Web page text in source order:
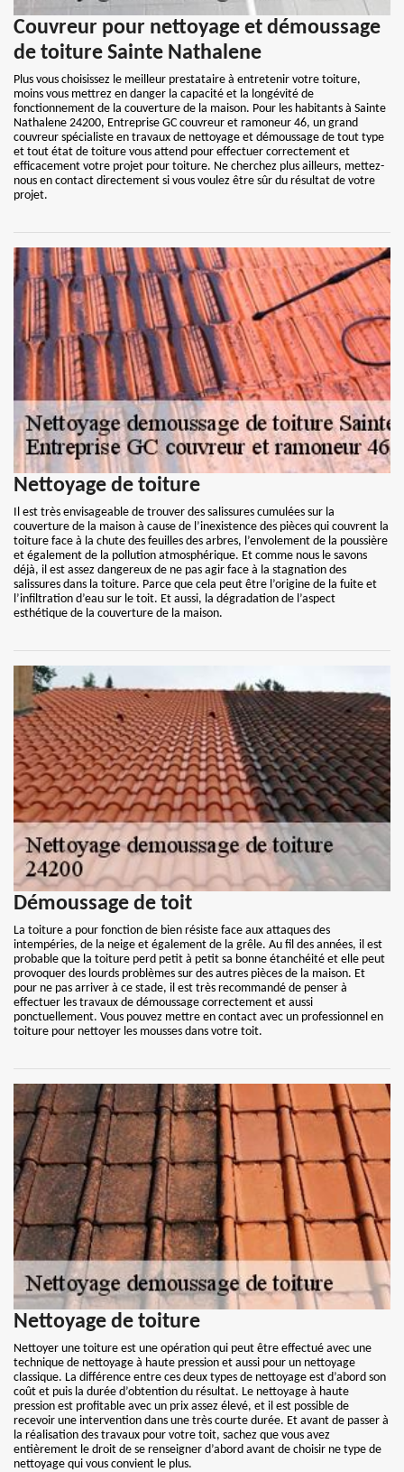
Couvreur pour nettoyage et démoussage
de toiture Sainte Nathalene
Plus vous choisissez le meilleur prestataire à entretenir votre toiture,
moins vous mettrez en danger la capacité et la longévité de
fonctionnement de la couverture de la maison. Pour les habitants à Sainte
Nathalene 24200, Entreprise GC couvreur et ramoneur 46, un grand
couvreur spécialiste en travaux de nettoyage et démoussage de tout type
et tout état de toiture vous attend pour effectuer correctement et
efficacement votre projet pour toiture. Ne cherchez plus ailleurs, mettez-
nous en contact directement si vous voulez être sûr du résultat de votre
projet.
Nettoyage de toiture
Il est très envisageable de trouver des salissures cumulées sur la
couverture de la maison à cause de l’inexistence des pièces qui couvrent la
toiture face à la chute des feuilles des arbres, l’envolement de la poussière
et également de la pollution atmosphérique. Et comme nous le savons
déjà, il est assez dangereux de ne pas agir face à la stagnation des
salissures dans la toiture. Parce que cela peut être l’origine de la fuite et
l’infiltration d’eau sur le toit. Et aussi, la dégradation de l’aspect
esthétique de la couverture de la maison.
Démoussage de toit
La toiture a pour fonction de bien résiste face aux attaques des
intempéries, de la neige et également de la grêle. Au fil des années, il est
probable que la toiture perd petit à petit sa bonne étanchéité et elle peut
provoquer des lourds problèmes sur des autres pièces de la maison. Et
pour ne pas arriver à ce stade, il est très recommandé de penser à
effectuer les travaux de démoussage correctement et aussi
ponctuellement. Vous pouvez mettre en contact avec un professionnel en
toiture pour nettoyer les mousses dans votre toit.
Nettoyage de toiture
Nettoyer une toiture est une opération qui peut être effectué avec une
technique de nettoyage à haute pression et aussi pour un nettoyage
classique. La différence entre ces deux types de nettoyage est d’abord son
coût et puis la durée d’obtention du résultat. Le nettoyage à haute
pression est profitable avec un prix assez élevé, et il est possible de
recevoir une intervention dans une très courte durée. Et avant de passer à
la réalisation des travaux pour votre toit, sachez que vous avez
entièrement le droit de se renseigner d’abord avant de choisir ne type de
nettoyage qui vous convient le plus.